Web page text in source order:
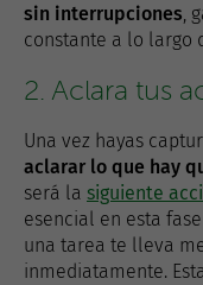
sin interrupciones,
constante a lo largo
2. Aclara tus
Una vez hayas
aclarar lo que hay
será la siguiente
esencial en esta
una tarea te lleva
inmediatamente.